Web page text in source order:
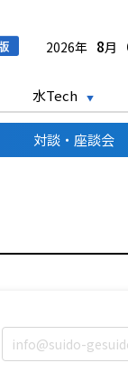
日本水道新聞 電
2026年 8月
水Tech
対談・座談会